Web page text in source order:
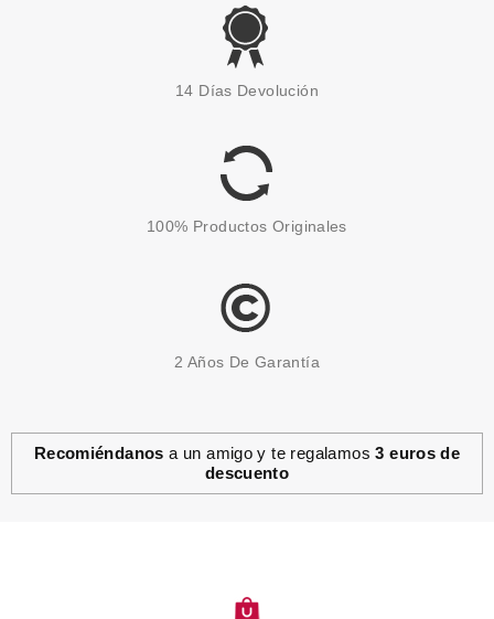
CLARINS
MAINS CREMA JUVENTUD
29.90€
CLARINS
16.69€
14 Días Devolución
100% Productos Originales
2 Años De Garantía
Recomiéndanos a un amigo y te regalamos3 euros de
descuento